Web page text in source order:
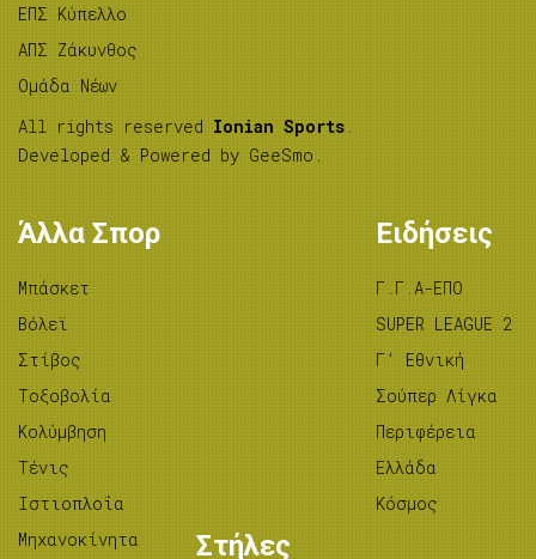
ΕΠΣ Κύπελλο
ΑΠΣ Ζάκυνθος
Ομάδα Νέων
All rights reserved Ionian Sports .
Developed & Powered by GeeSmo .
Άλλα Σπορ
Μπάσκετ
Βόλεϊ
Στίβος
Tοξοβολία
Κολύμβηση
Τένις
Ιστιοπλοΐα
Μηχανοκίνητα
Ειδήσεις
Γ.Γ.Α-ΕΠΟ
SUPER LEAGUE 2
Γ’ Εθνική
Σούπερ Λίγκα
Περιφέρεια
Ελλάδα
Κόσμος
Στήλες